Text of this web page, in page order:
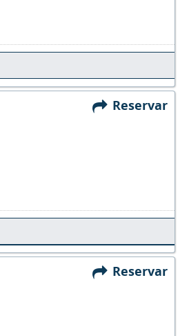
Reservar
Reservar